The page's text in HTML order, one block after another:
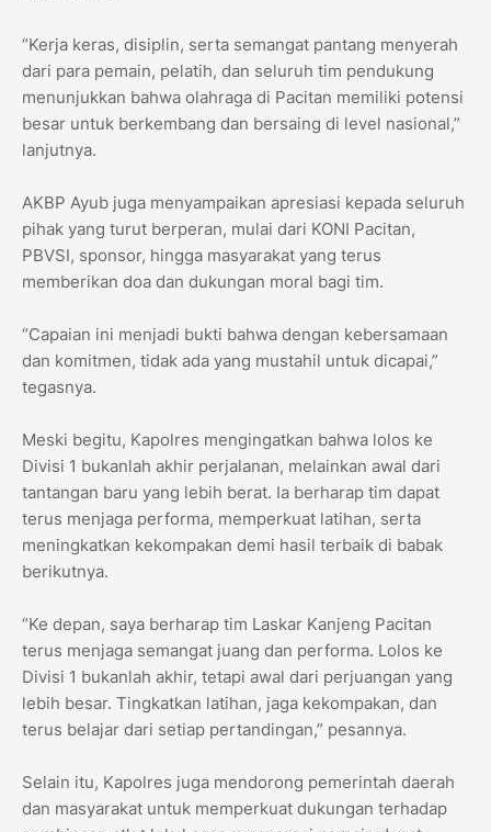
“Kerja keras, disiplin, serta semangat pantang menyerah
dari para pemain, pelatih, dan seluruh tim pendukung
menunjukkan bahwa olahraga di Pacitan memiliki potensi
besar untuk berkembang dan bersaing di level nasional,”
lanjutnya.
AKBP Ayub juga menyampaikan apresiasi kepada seluruh
pihak yang turut berperan, mulai dari KONI Pacitan,
PBVSI, sponsor, hingga masyarakat yang terus
memberikan doa dan dukungan moral bagi tim.
“Capaian ini menjadi bukti bahwa dengan kebersamaan
dan komitmen, tidak ada yang mustahil untuk dicapai,”
tegasnya.
Meski begitu, Kapolres mengingatkan bahwa lolos ke
Divisi 1 bukanlah akhir perjalanan, melainkan awal dari
tantangan baru yang lebih berat. Ia berharap tim dapat
terus menjaga performa, memperkuat latihan, serta
meningkatkan kekompakan demi hasil terbaik di babak
berikutnya.
“Ke depan, saya berharap tim Laskar Kanjeng Pacitan
terus menjaga semangat juang dan performa. Lolos ke
Divisi 1 bukanlah akhir, tetapi awal dari perjuangan yang
lebih besar. Tingkatkan latihan, jaga kekompakan, dan
terus belajar dari setiap pertandingan,” pesannya.
Selain itu, Kapolres juga mendorong pemerintah daerah
dan masyarakat untuk memperkuat dukungan terhadap